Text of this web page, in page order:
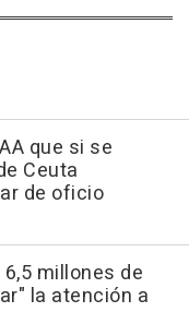
que si se
Ceuta
de oficio
millones de
la atención a